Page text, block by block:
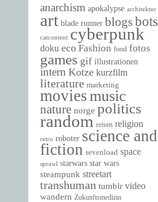
anarchism apokalypse architektur
art blade runner blogsbots
catcontent cyberpunk
doku eco Fashion food fotos
games gif illustrationen
intern Kotze kurzfilm
literature marketing
moviesmusic
nature norge politics
random reisen religion
retro roboter science and
fiction sevenload space
sprawl starwars star wars
steampunk streetart
transhuman tumblr video
wandern Zukunftsmedizin